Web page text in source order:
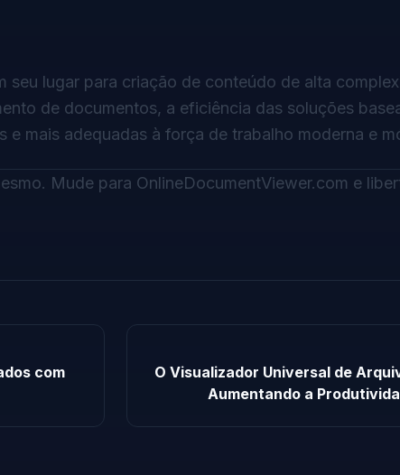
seu lugar para criação de conteúdo de alta
de documentos, a eficiência das soluções
e mais adequadas à força de trabalho moderna e
Mude para OnlineDocumentViewer.com e
com
O Visualizador Universal de
Aumentando a